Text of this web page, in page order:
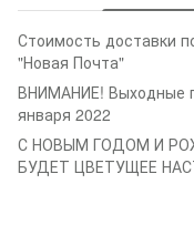
Стоимость доставки
"Новая Почта"
ВНИМАНИЕ! Выходные
января 2022
С НОВЫМ ГОДОМ И
БУДЕТ ЦВЕТУЩЕЕ